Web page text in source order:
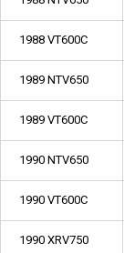
1988 VT600C
1989 NTV650
1989 VT600C
1990 NTV650
1990 VT600C
1990 XRV750